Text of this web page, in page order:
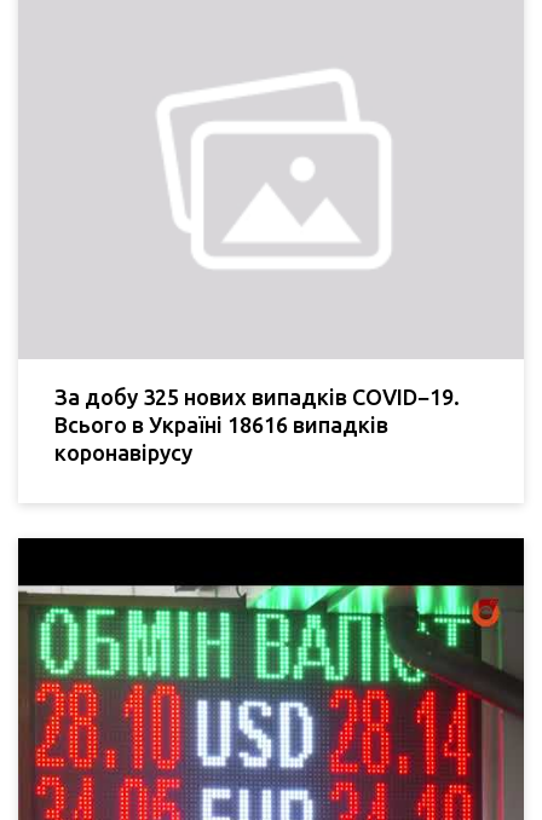
За добу 325 нових випадків COVID−19.
Всього в Україні 18616 випадків
коронавірусу